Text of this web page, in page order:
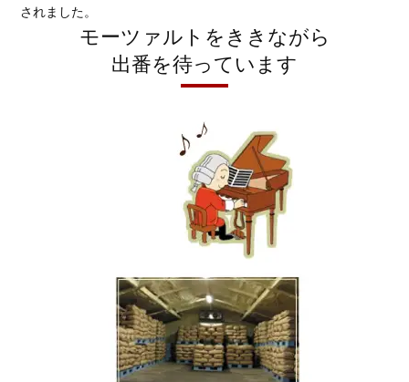
されました。
モーツァルトをききながら
出番を待っています